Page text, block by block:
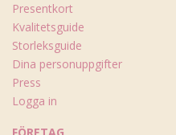
Presentkort
Kvalitetsguide
Storleksguide
Dina personuppgifter
Press
Logga in